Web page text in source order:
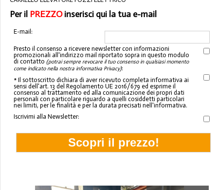
Per il PREZZOinserisci qui la tua e-mail
E-mail:
Presto il consenso a ricevere newsletter con informazioni
promozionali all'indirizzo mail riportato sopra in questo modulo
di contatto (potrai sempre revocare il tuo consenso in qualsiasi momento
come indicato nella nostra informativa Privacy):
* Il sottoscritto dichiara di aver ricevuto completa informativa ai
sensi dell'art. 13 del Regolamento UE 2016/679 ed esprime il
consenso al trattamento ed alla comunicazione dei propri dati
personali con particolare riguardo a quelli cosiddetti particolari
nei limiti, per le finalità e per la durata precisati nell'informativa.
Iscrivimi alla Newsletter: